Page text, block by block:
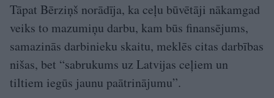
Tāpat Bērziņš norādīja, ka ceļu būvētāji nākamgad
veiks to mazumiņu darbu, kam būs finansējums,
samazinās darbinieku skaitu, meklēs citas darbības
nišas, bet “sabrukums uz Latvijas ceļiem un
tiltiem iegūs jaunu paātrinājumu”.